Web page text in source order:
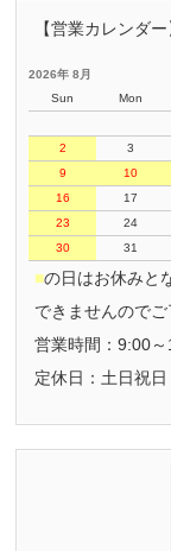
【営業カレンダー
2026年 8月
Sun
Mon
2
3
9
10
16
17
23
24
30
31
■の日はお休みと
できませんのでご
営業時間：9:00
定休日：土日祝日